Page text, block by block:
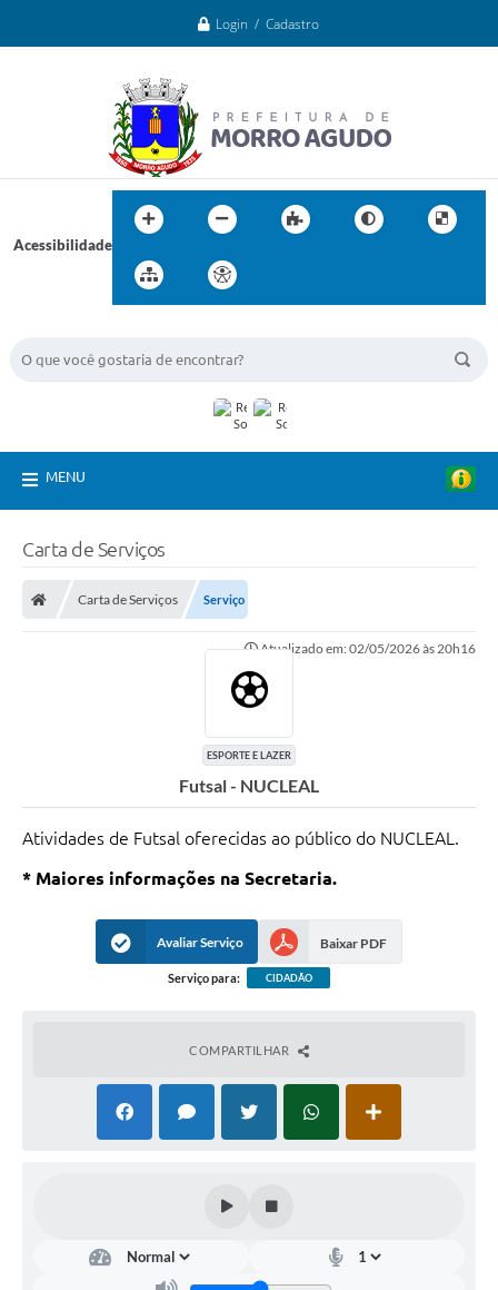
Login / Cadastro
Acessibilidade
MENU
Carta de Serviços
Carta de Serviços Serviço
Atualizado em: 02/05/2026 às 20h16
ESPORTE E LAZER
Futsal - NUCLEAL
Atividades de Futsal oferecidas ao público do NUCLEAL.
* Maiores informações na Secretaria.
Avaliar Serviço Baixar PDF
Serviço para: CIDADÃO
COMPARTILHAR